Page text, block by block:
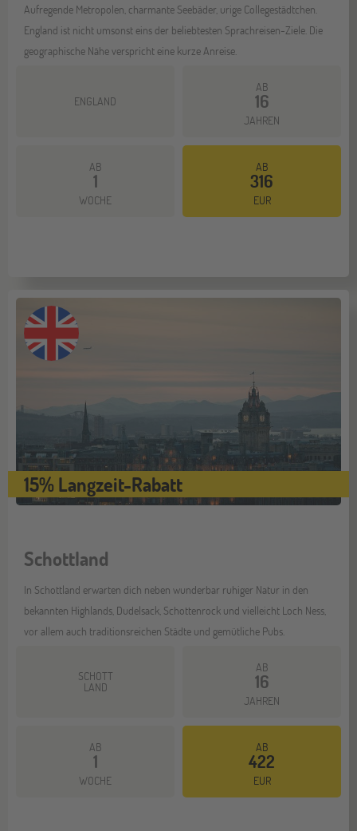
Aufregende Metropolen, charmante Seebäder, urige Collegestädtchen.
England ist nicht umsonst eins der beliebtesten Sprachreisen-Ziele. Die
geographische Nähe verspricht eine kurze Anreise.
ENGLAND
AB
16
JAHREN
AB
1
WOCHE
AB
316
EUR
15% Langzeit-Rabatt
Schottland
In Schottland erwarten dich neben wunderbar ruhiger Natur in den
bekannten Highlands, Dudelsack, Schottenrock und vielleicht Loch Ness,
vor allem auch traditionsreichen Städte und gemütliche Pubs.
SCHOTT
LAND
AB
16
JAHREN
AB
1
WOCHE
AB
422
EUR